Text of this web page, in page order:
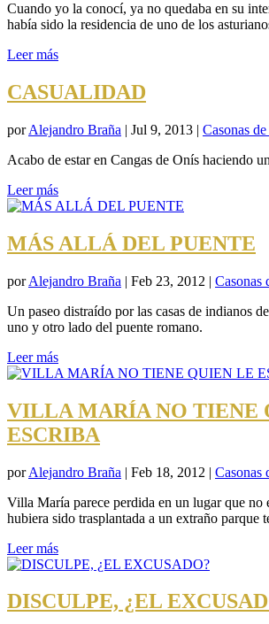
Cuando yo la conocí, ya no quedaba en su
había sido la residencia de uno de los
Leer más
CASUALIDAD
porAlejandro Braña | Jul 9, 2013 | Casonas
Acabo de estar en Cangas de Onís haciendo
Leer más
MÁS ALLÁ DEL PUENTE
porAlejandro Braña | Feb 23, 2012 | Casonas
Un paseo distraído por las casas de indianos
uno y otro lado del puente romano.
Leer más
VILLA MARÍA NO TIENE
ESCRIBA
porAlejandro Braña | Feb 18, 2012 | Casonas
Villa María parece perdida en un lugar que no
hubiera sido trasplantada a un extraño parque
Leer más
DISCULPE, ¿EL